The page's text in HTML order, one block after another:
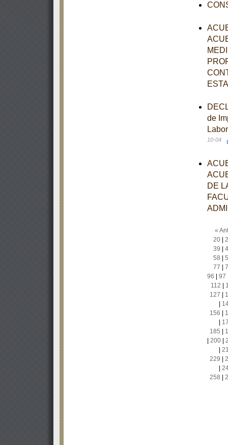
de
10-04
DE
«
20|
39
58
77
96
97
112
127
156
185
200|
229
258